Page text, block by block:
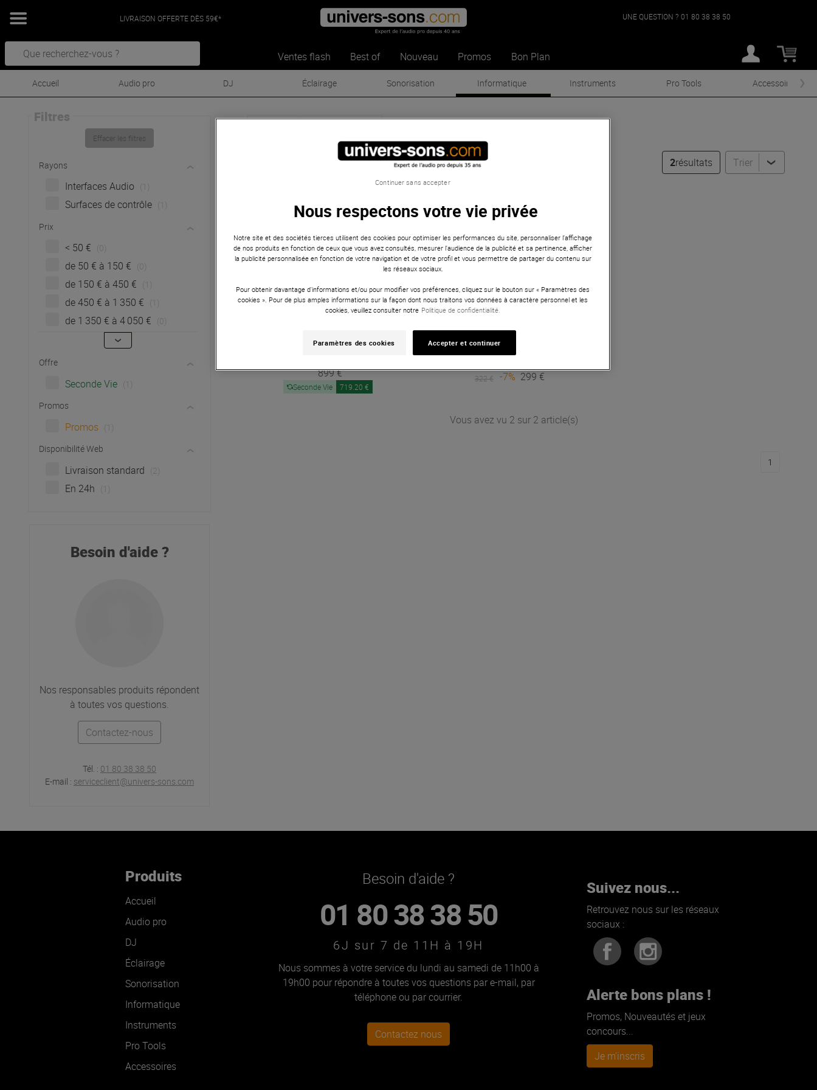
LIVRAISON OFFERTE DÈS 59€*
Ventes flash Best of Nouveau Promos Bon Plan
UNE QUESTION ? 01 80 38 38 50
Accueil Audio pro DJ Éclairage Sonorisation Informatique Instruments Pro Tools Accessoires
Filtres
Effacer les filtres
Rayons
Interfaces Audio
Surfaces de contrôle
Prix
< 50 € (0)
de 50 € à 150 € (0)
de 150 € à 450 €
de 450 € à 1 350 €
de 1 350 € à 4 050 € (0)
Offre
Seconde Vie
Promos
Promos
Disponibilité Web
Livraison standard (2)
En 24h
Besoin d'aide ?
Nos responsables produits répondent
à toutes vos questions.
Contactez-nous
Tél. : 01 80 38 38 50
E-mail : serviceclient@univers-sons.com
Presonus-Informatique 2résultats Trier
PresonusQuantum HD 8
899 €
Seconde Vie 719.20 €
Promos
PresonusEarMix 16M
322 € -7% 299 €
Vous avez vu 2 sur 2 article(s)
1
Besoin d'aide ?
01 80 38 38 50
6J sur 7 de 11H à 19H
Nous sommes à votre service du lundi au samedi de 11h00 à
19h00 pour répondre à toutes vos questions par e-mail, par
téléphone ou par courrier.
Contactez nous
Produits
Accueil
Audio pro
DJ
Éclairage
Sonorisation
Informatique
Instruments
Pro Tools
Accessoires
Suivez nous...
Retrouvez nous sur les réseaux
sociaux :
Alerte bons plans !
Promos, Nouveautés et jeux
concours...
Je m'inscris
Nous respectons votre vie privée
Notre site et des sociétés tierces utilisent des cookies pour optimiser les performances du site, personnaliser l’affichage
de nos produits en fonction de ceux que vous avez consultés, mesurer l'audience de la publicité et sa pertinence, afficher
la publicité personnalisée en fonction de votre navigation et de votre profil et vous permettre de partager du contenu sur
les réseaux sociaux.
Pour obtenir davantage d'informations et/ou pour modifier vos préférences, cliquez sur le bouton sur « Paramètres des
cookies ». Pour de plus amples informations sur la façon dont nous traitons vos données à caractère personnel et les
cookies, veuillez consulter notre Politique de confidentialité.
Paramètres des cookies Accepter et continuer
Continuer sans accepter